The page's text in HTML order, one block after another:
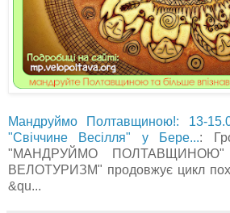
Мандруймо Полтавщиною!: 13-
"Свіччине Весілля" у Бере...:
"МАНДРУЙМО
ВЕЛОТУРИЗМ" продовжує цикл
&qu...